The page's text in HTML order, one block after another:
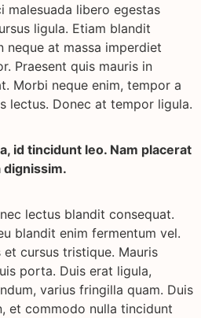
malesuada libero egestas
ligula. Etiam blandit
neque at massa imperdiet
Praesent quis mauris in
Morbi neque enim, tempor a
lectus. Donec at tempor ligula.
id tincidunt leo. Nam placerat
dignissim.
lectus blandit consequat.
blandit enim fermentum vel.
cursus tristique. Mauris
porta. Duis erat ligula,
varius fringilla quam. Duis
et commodo nulla tincidunt